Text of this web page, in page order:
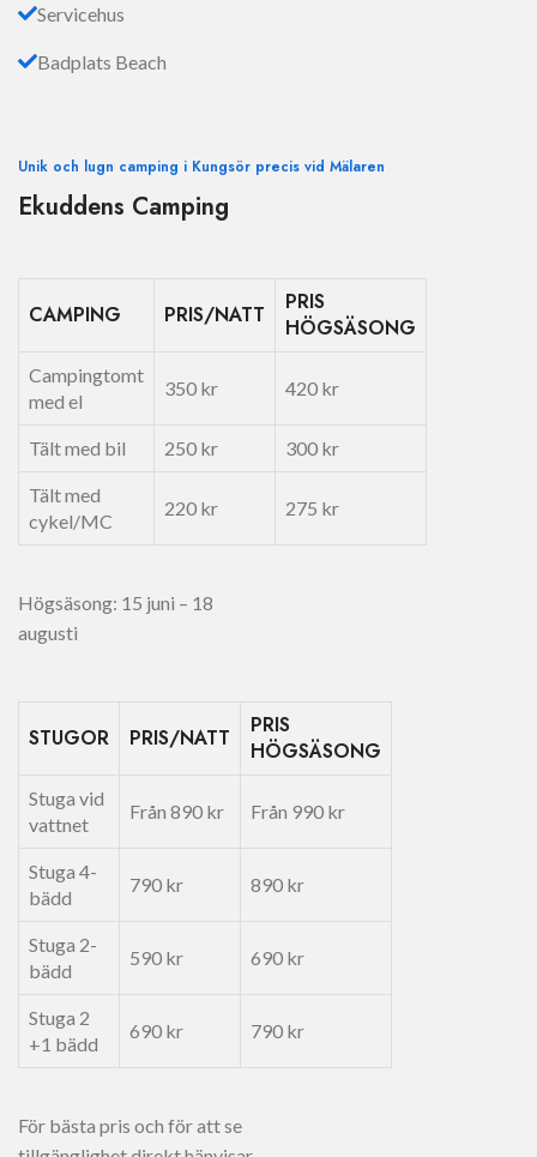
Servicehus
Badplats Beach
Unik och lugn camping i Kungsör precis vid Mälaren
Ekuddens Camping
CAMPING PRIS/NATT
PRIS
HÖGSÄSONG
Campingtomt
med el
350 kr 420 kr
Tält med bil 250 kr 300 kr
Tält med
cykel/MC
220 kr 275 kr
Högsäsong: 15 juni – 18
augusti
STUGOR PRIS/NATT
PRIS
HÖGSÄSONG
Stuga vid
vattnet
Från 890 kr Från 990 kr
Stuga 4-
bädd
790 kr 890 kr
Stuga 2-
bädd
590 kr 690 kr
Stuga 2
+1 bädd
690 kr 790 kr
För bästa pris och för att se